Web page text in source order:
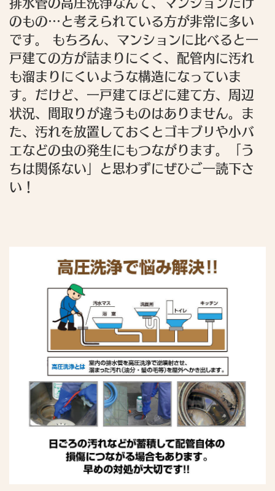
排水管の高圧洗浄なんて、マンションだけ
のもの…と考えられている方が非常に多い
です。 もちろん、マンションに比べると一
戸建ての方が詰まりにくく、配管内に汚れ
も溜まりにくいような構造になっていま
す。だけど、一戸建てほどに建て方、周辺
状況、間取りが違うものはありません。ま
た、汚れを放置しておくとゴキブリや小バ
エなどの虫の発生にもつながります。「う
ちは関係ない」と思わずにぜひご一読下さ
い！